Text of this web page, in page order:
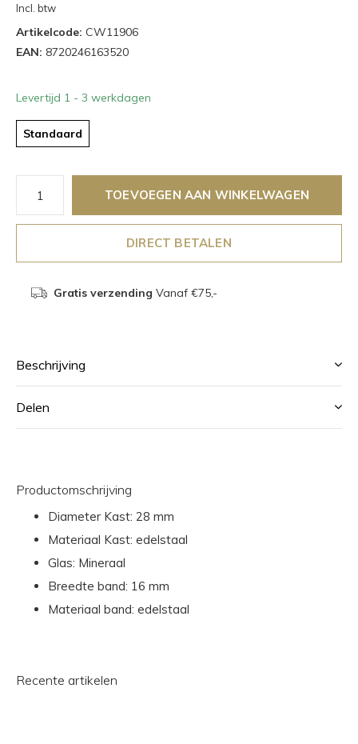
Incl. btw
Artikelcode: CW11906
EAN: 8720246163520
Levertijd 1 - 3 werkdagen
Standaard
TOEVOEGEN AAN WINKELWAGEN
DIRECT BETALEN
Gratis verzending Vanaf €75,-
Beschrijving
Delen
Productomschrijving
Diameter Kast: 28 mm
Materiaal Kast: edelstaal
Glas: Mineraal
Breedte band: 16 mm
Materiaal band: edelstaal
Recente artikelen